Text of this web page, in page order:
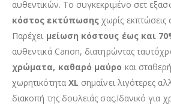
αυθεντικών. Το συγκεκριμένο σετ
κόστος εκτύπωσης χωρίς εκπτώσεις
Παρέχει μείωση κόστους έως και
αυθεντικά Canon, διατηρώντας
χρώματα, καθαρό μαύρο και
χωρητικότητα XL σημαίνει λιγότερες
διακοπή της δουλειάς σας.Ιδανικό για